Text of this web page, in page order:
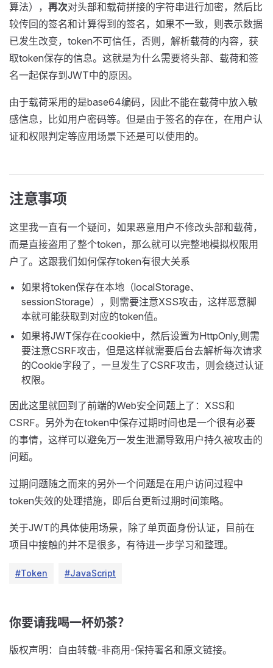
算法）， 再次对头部和载荷拼接的字符串进行加密，然后比
较传回的签名和计算得到的签名，如果不一致，则表示数据
已发生改变，token不可信任，否则，解析载荷的内容，获
取token保存的信息。这就是为什么需要将头部、载荷和签
名一起保存到JWT中的原因。
由于载荷采用的是base64编码，因此不能在载荷中放入敏
感信息，比如用户密码等。但是由于签名的存在，在用户认
证和权限判定等应用场景下还是可以使用的。
注意事项
这里我一直有一个疑问，如果恶意用户不修改头部和载荷，
而是直接盗用了整个token，那么就可以完整地模拟权限用
户了。这跟我们如何保存token有很大关系
如果将token保存在本地（localStorage、
sessionStorage），则需要注意XSS攻击，这样恶意脚
本就可能获取到对应的token值。
如果将JWT保存在cookie中，然后设置为HttpOnly,则需
要注意CSRF攻击，但是这样就需要后台去解析每次请求
的Cookie字段了，一旦发生了CSRF攻击，则会绕过认证
权限。
因此这里就回到了前端的Web安全问题上了：XSS和
CSRF。另外为在token中保存过期时间也是一个很有必要
的事情，这样可以避免万一发生泄漏导致用户持久被攻击的
问题。
过期问题随之而来的另外一个问题是在用户访问过程中
token失效的处理措施，即后台更新过期时间策略。
关于JWT的具体使用场景，除了单页面身份认证，目前在
项目中接触的并不是很多，有待进一步学习和整理。
#Token #JavaScript
你要请我喝一杯奶茶？
版权声明：自由转载-非商用-保持署名和原文链接。